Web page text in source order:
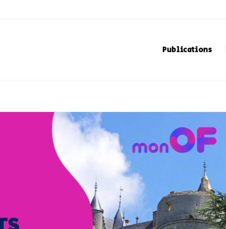
Publications